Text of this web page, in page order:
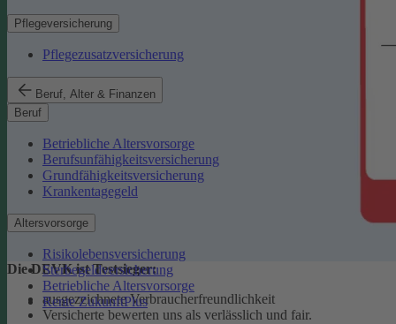
Pflegeversicherung
Pflegezusatzversicherung
Beruf, Alter & Finanzen
Beruf
Betriebliche Altersvorsorge
Berufsunfähigkeitsversicherung
Grundfähigkeitsversicherung
Krankentagegeld
Altersvorsorge
Risikolebensversicherung
Sterbegeldversicherung
Betriebliche Altersvorsorge
Rente ZukunftPlus
Die DEVK ist Testsieger:
ausgezeichnete Verbraucherfreundlichkeit
Versicherte bewerten uns als verlässlich und fair.